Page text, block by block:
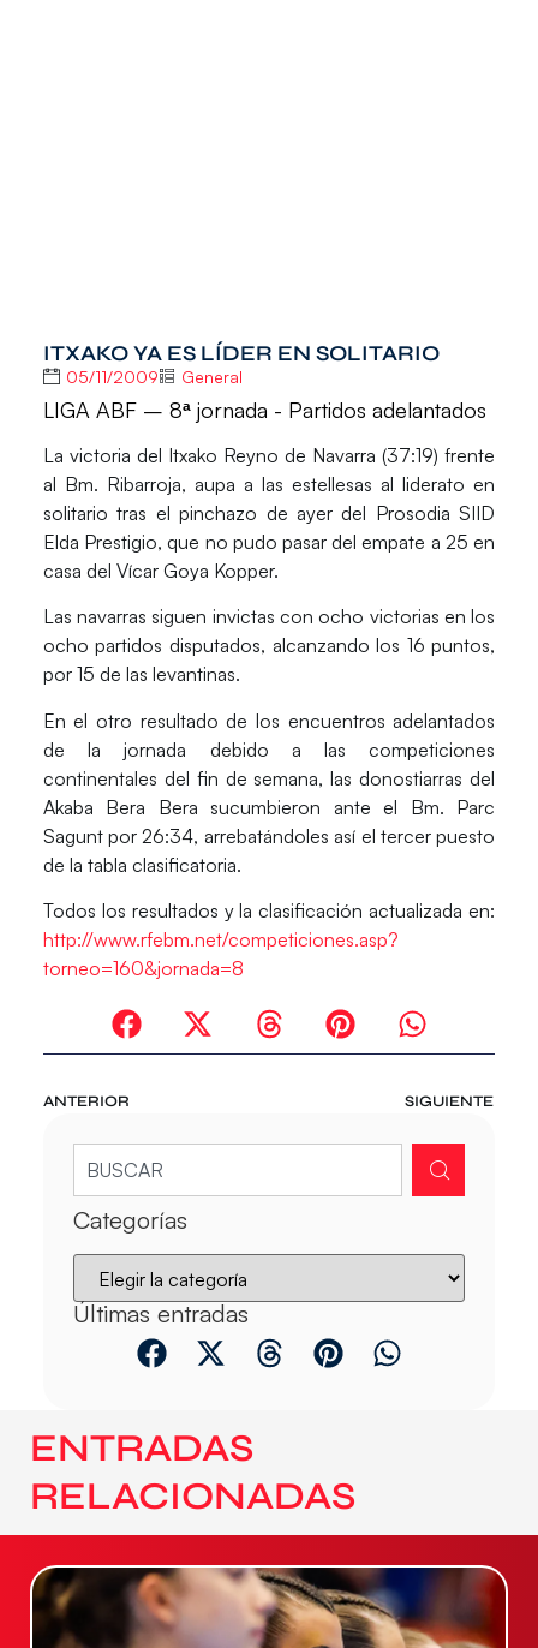
ITXAKO YA ES LÍDER EN SOLITARIO
05/11/2009 General
LIGA ABF – 8ª jornada - Partidos adelantados
La victoria del Itxako Reyno de Navarra (37:19) frente
al Bm. Ribarroja, aupa a las estellesas al liderato en
solitario tras el pinchazo de ayer del Prosodia SIID
Elda Prestigio, que no pudo pasar del empate a 25 en
casa del Vícar Goya Kopper.
Las navarras siguen invictas con ocho victorias en los
ocho partidos disputados, alcanzando los 16 puntos,
por 15 de las levantinas.
En el otro resultado de los encuentros adelantados
de la jornada debido a las competiciones
continentales del fin de semana, las donostiarras del
Akaba Bera Bera sucumbieron ante el Bm. Parc
Sagunt por 26:34, arrebatándoles así el tercer puesto
de la tabla clasificatoria.
Todos los resultados y la clasificación actualizada en:
http://www.rfebm.net/competiciones.asp?
torneo=160&jornada=8
ANTERIOR SIGUIENTE
Categorías
Últimas entradas
ENTRADAS
RELACIONADAS